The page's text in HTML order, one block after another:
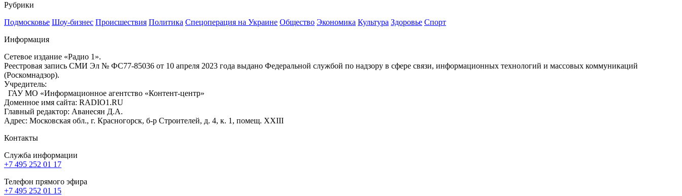
Рубрики
Подмосковье Шоу-бизнес Происшествия Политика Спецоперация на Украине Общество Экономика Культура Здоровье Спорт
Информация
Сетевое издание «Радио 1».
Реестровая запись СМИ Эл № ФС77-85036 от 10 апреля 2023 года выдано Федеральной службой по надзору в сфере связи, информационных технологий и массовых коммуникаций
(Роскомнадзор).
Учредитель:
ГАУ МО «Информационное агентство «Контент-центр»
Доменное имя сайта: RADIO1.RU
Главный редактор: Аванесян Д.А.
Адрес: Московская обл., г. Красногорск, б-р Строителей, д. 4, к. 1, помещ. XXIII
Контакты
Служба информации
+7 495 252 01 17
Телефон прямого эфира
+7 495 252 01 15